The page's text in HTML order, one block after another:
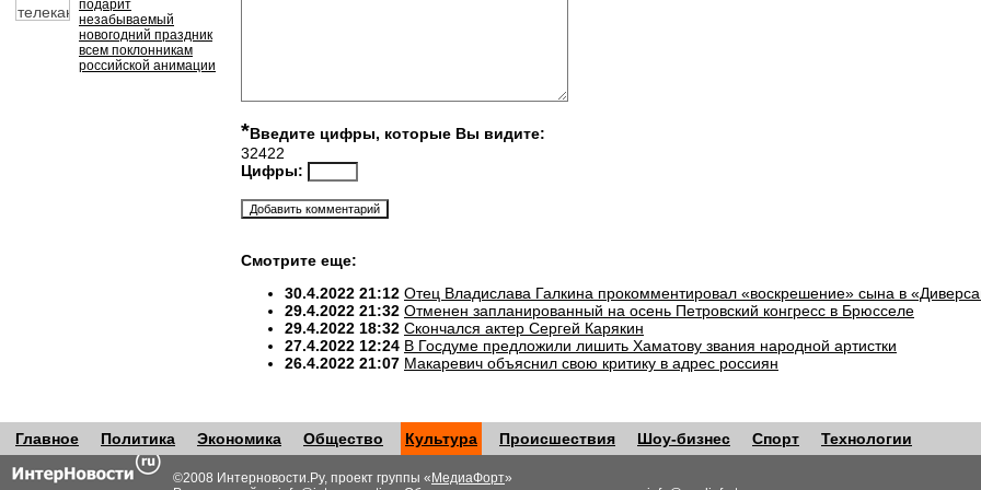
подарит
незабываемый
новогодний праздник
всем поклонникам
российской анимации
*Введите цифры, которые Вы видите:
32422
Цифры:
Смотрите еще:
30.4.2022 21:12 Отец Владислава Галкина прокомментировал «воскрешение» сына в
29.4.2022 21:32 Отменен запланированный на осень Петровский конгресс в Брюсселе
29.4.2022 18:32 Скончался актер Сергей Карякин
27.4.2022 12:24 В Госдуме предложили лишить Хаматову звания народной артистки
26.4.2022 21:07 Макаревич объяснил свою критику в адрес россиян
Главное Политика Экономика Общество Культура Происшествия Шоу-бизнес Спорт Технологии
©2008 Интерновости.Ру, проект группы « МедиаФорт»